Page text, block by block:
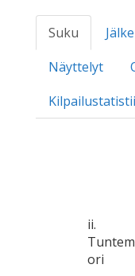
Suku
Näyttelyt
ii.
ori